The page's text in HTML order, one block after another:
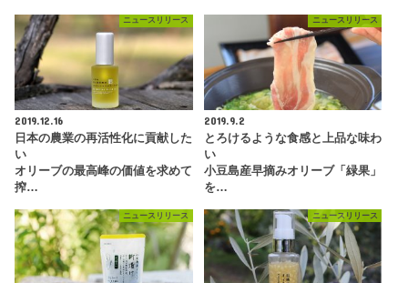
ニュースリリース
2019.12.16
日本の農業の再活性化に貢献した
い
オリーブの最高峰の価値を求めて
搾…
ニュースリリース
2019.9.2
とろけるような食感と上品な味わ
い
小豆島産早摘みオリーブ「緑果」
を…
ニュースリリース ニュースリリース